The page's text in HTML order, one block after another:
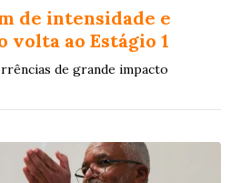
de intensidade e
volta ao Estágio 1
de grande impacto